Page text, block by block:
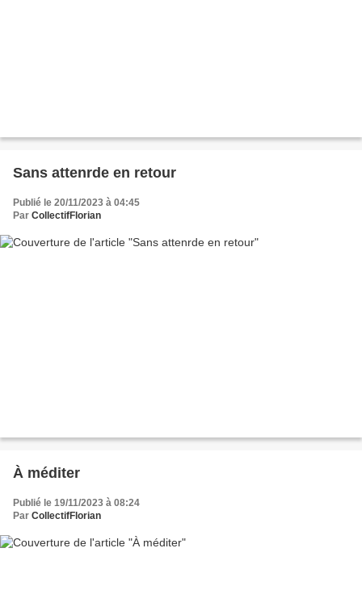
Sans attenrde en retour
Publié le 20/11/2023 à 04:45
Par CollectifFlorian
À méditer
Publié le 19/11/2023 à 08:24
Par CollectifFlorian